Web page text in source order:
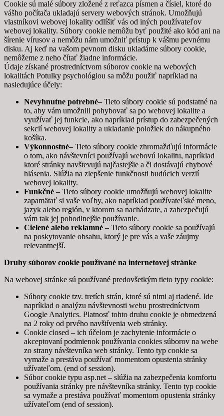
Cookie sú malé súbory zložené z reťazca písmen a čísiel, ktoré do
vášho počítača ukladajú servery webových stránok. Umožňujú
vlastníkovi webovej lokality odlíšiť vás od iných používateľov
webovej lokality. Súbory cookie nemôžu byť použité ako kód ani na
šírenie vírusov a nemôžu nám umožniť prístup k vášmu pevnému
disku. Aj keď na vašom pevnom disku ukladáme súbory cookie,
nemôžeme z neho čítať žiadne informácie.
Údaje získané prostredníctvom súborov cookie na webových
lokalitách Potulky psychológiou sa môžu použiť napríklad na
nasledujúce účely:
Nevyhnutne potrebné– Tieto súbory cookie sú podstatné na
to, aby vám umožnili pohybovať sa po webovej lokalite a
využívať jej funkcie, ako napríklad prístup do zabezpečených
sekcií webovej lokality a ukladanie položiek do nákupného
košíka.
Výkonnostné– Tieto súbory cookie zhromažďujú informácie
o tom, ako návštevníci používajú webovú lokalitu, napríklad
ktoré stránky navštevujú najčastejšie a či dostávajú chybové
hlásenia. Slúžia na zlepšenie funkčnosti budúcich verzií
webovej lokality.
Funkčné – Tieto súbory cookie umožňujú webovej lokalite
zapamätať si vaše voľby, ako napríklad používateľské meno,
jazyk alebo región, v ktorom sa nachádzate, a zabezpečujú
vám tak jej pohodlnejšie používanie.
Cielené alebo reklamné – Tieto súbory cookie sa používajú
na poskytovanie obsahu, ktorý je pre vás a vaše záujmy
relevantnejší.
Druhy súborov cookie používané na internetovej stránke
Na webovej stránke sú používané predovšetkým tieto typy cookie:
Súbory cookie tzv. tretích strán, ktoré sú nimi aj riadené. Ide
napríklad o analýzu návštevnosti webu prostredníctvom
Google Analytics. Platnosť tohto druhu cookie je obmedzená
na 2 roky od prvého navštívenia web stránky.
Cookie closed – ich účelom je zachytenie informácie o
akceptovaní podmienok používania cookies súborov na webe
zo strany návštevníka web stránky. Tento typ cookie sa
vymaže a prestáva používať momentom opustenia stránky
užívateľom. (end of session).
Súbor cookie typu asp.net – slúžia na zabezpečenia komfortu
používania stránky pre návštevníka stránky. Tento typ cookie
sa vymaže a prestáva používať momentom opustenia stránky
užívateľom (end of session).